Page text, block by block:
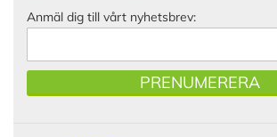
Anmäl dig till vårt nyhetsbrev:
PRENUMERERA